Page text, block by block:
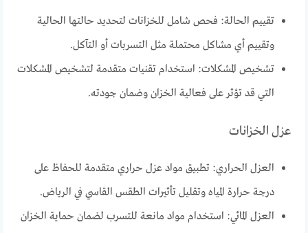
تقييم الحالة: فحص شامل للخزانات لتحديد حالتها الحالية
وتقييم أي مشاكل محتملة مثل التسربات أو التآكل.
تشخيص المشكلات: استخدام تقنيات متقدمة لتشخيص المشكلات
التي قد تؤثر على فعالية الخزان وضمان جودته.
عزل الخزانات
العزل الحراري: تطبيق مواد عزل حراري متقدمة للحفاظ على
درجة حرارة المياه وتقليل تأثيرات الطقس القاسي في الرياض.
العزل المائي: استخدام مواد مانعة للتسرب لضمان حماية الخزان